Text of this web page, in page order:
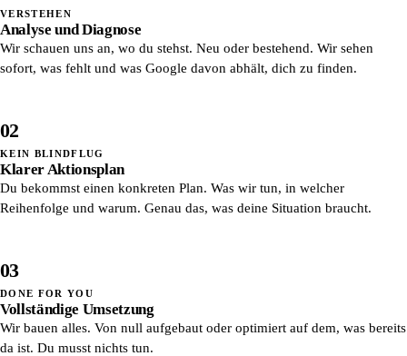
VERSTEHEN
Analyse und Diagnose
Wir schauen uns an, wo du stehst. Neu oder bestehend. Wir sehen
sofort, was fehlt und was Google davon abhält, dich zu finden.
02
KEIN BLINDFLUG
Klarer Aktionsplan
Du bekommst einen konkreten Plan. Was wir tun, in welcher
Reihenfolge und warum. Genau das, was deine Situation braucht.
03
DONE FOR YOU
Vollständige Umsetzung
Wir bauen alles. Von null aufgebaut oder optimiert auf dem, was bereits
da ist. Du musst nichts tun.